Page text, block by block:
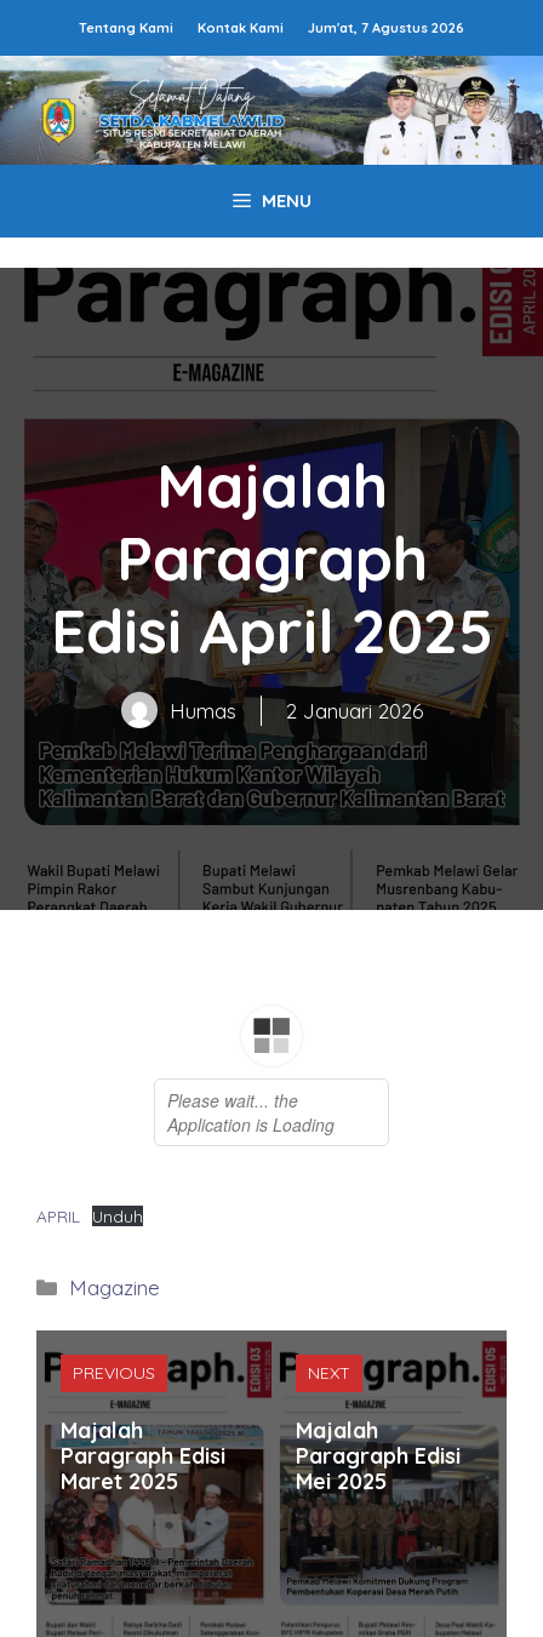
isi
Tentang Kami Kontak Kami Jum'at, 7 Agustus 2026
MENU
Majalah
Paragraph
Edisi April 2025
Humas 2 Januari 2026
APRIL Unduh
Kategori
Magazine
PREVIOUS
Majalah
Paragraph Edisi
Maret 2025
NEXT
Majalah
Paragraph Edisi
Mei 2025